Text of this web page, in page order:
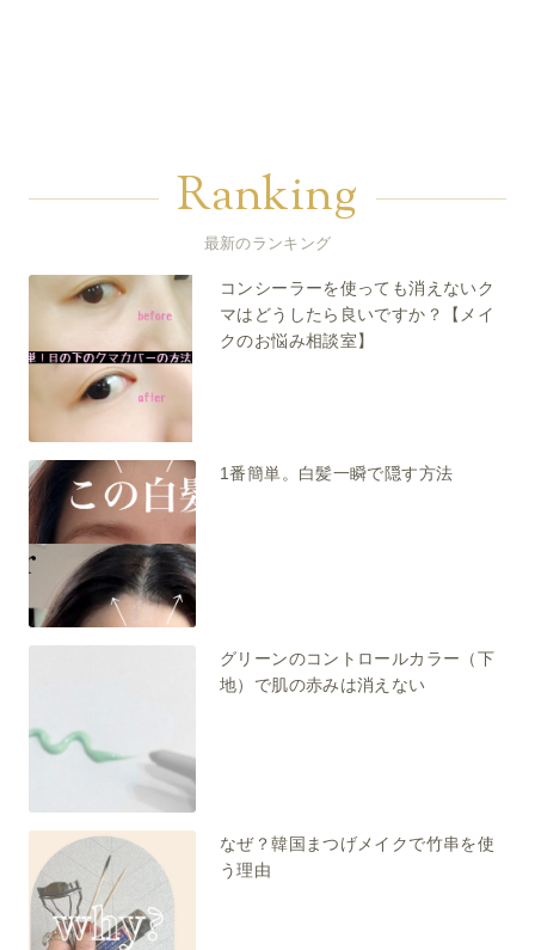
Ranking
最新のランキング
コンシーラーを使っても消えないク
マはどうしたら良いですか？【メイ
クのお悩み相談室】
1番簡単。白髪一瞬で隠す方法
グリーンのコントロールカラー（下
地）で肌の赤みは消えない
なぜ？韓国まつげメイクで竹串を使
う理由